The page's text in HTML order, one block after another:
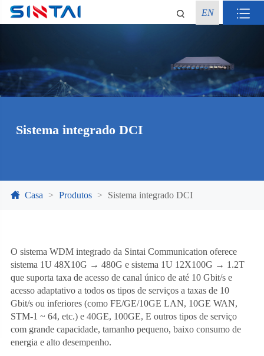
EN
Sistema integrado DCI
Casa Produtos Sistema integrado DCI
O sistema WDM integrado da Sintai Communication oferece
sistema 1U 48X10G → 480G e sistema 1U 12X100G → 1.2T
que suporta taxa de acesso de canal único de até 10 Gbit/s e
acesso adaptativo a todos os tipos de serviços a taxas de 10
Gbit/s ou inferiores (como FE/GE/10GE LAN, 10GE WAN,
STM-1 ~ 64, etc.) e 40GE, 100GE, E outros tipos de serviço
com grande capacidade, tamanho pequeno, baixo consumo de
energia e alto desempenho.